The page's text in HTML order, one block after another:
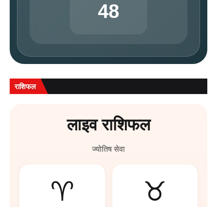
48
राशिफल
लाइव राशिफल
ज्योतिष सेवा
♈ ♉